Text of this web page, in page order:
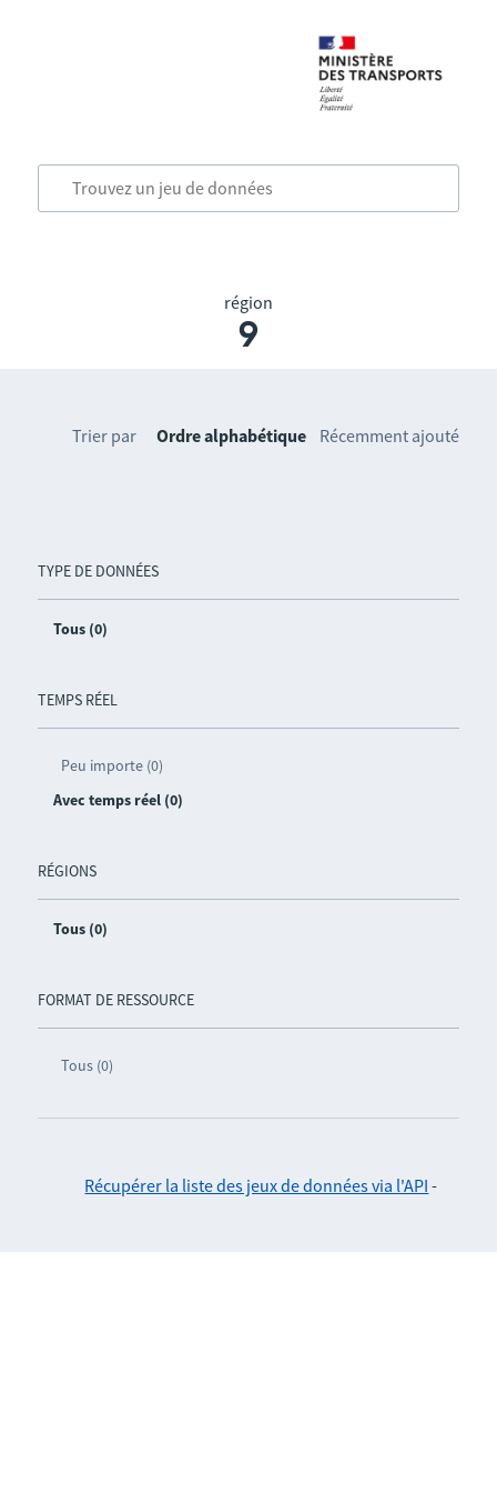
région
9
TYPE DE DONNÉES
Tous (0)
TEMPS RÉEL
Peu importe (0)
Avec temps réel (0)
RÉGIONS
Tous (0)
FORMAT DE RESSOURCE
Tous (0)
Trier par Ordre alphabétique Récemment ajouté
Récupérer la liste des jeux de données via l'API -